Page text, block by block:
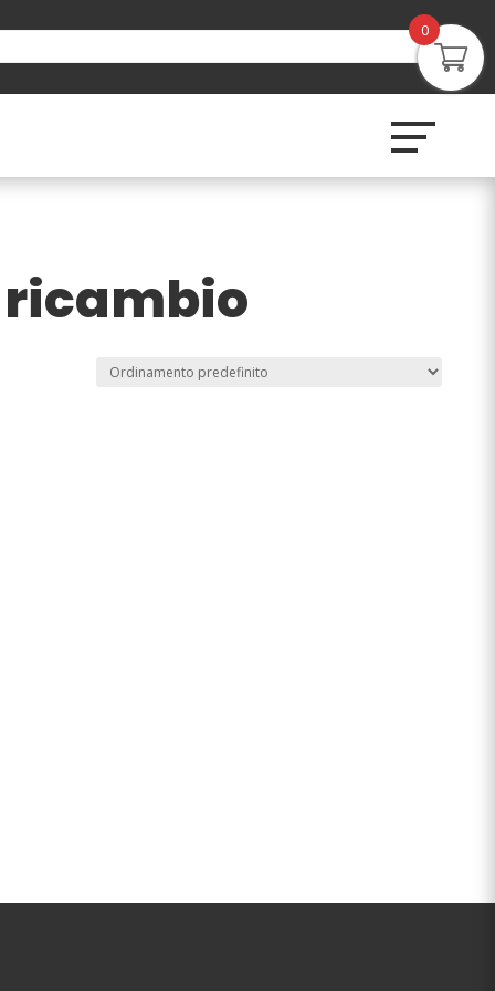
ricambio
0